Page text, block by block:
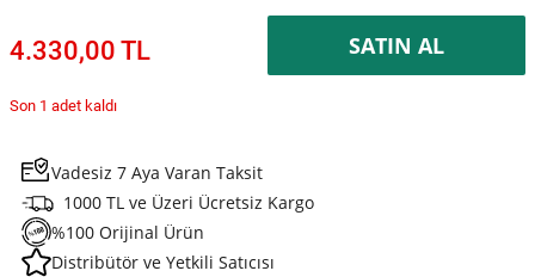
4.330,00 TL SATIN AL
Son 1 adet kaldı
Vadesiz 7 Aya Varan Taksit
1000 TL ve Üzeri Ücretsiz Kargo
%100 Orijinal Ürün
Distribütör ve Yetkili Satıcısı